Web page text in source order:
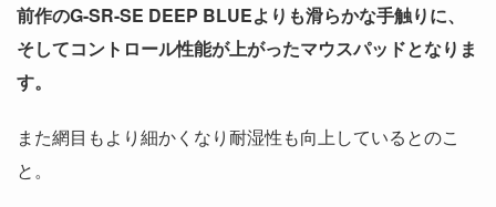
前作のG-SR-SE DEEP BLUEよりも滑らかな手触りに、
そしてコントロール性能が上がったマウスパッドとなりま
す。
また網目もより細かくなり耐湿性も向上しているとのこ
と。